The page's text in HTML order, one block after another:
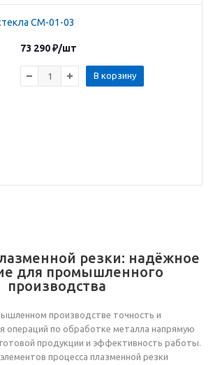
СМ-01-03
73 290₽/шт
В корзину
резки: надёжное
для промышленного
производства
производстве точность и
операций по обработке металла напрямую
продукции и эффективность работы.
процесса плазменной резки